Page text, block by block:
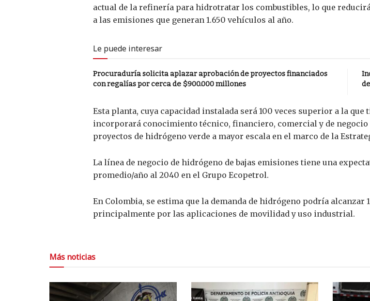
actual de la refinería para hidrotratar los combustibles, lo que
a las emisiones que generan 1.650 vehículos al año.
Le puede interesar
Procuraduría solicita aplazar aprobación de proyectos financiados
con regalías por cerca de $900.000 millones
Esta planta, cuya capacidad instalada será 100 veces superior a la
incorporará conocimiento técnico, financiero, comercial y de
proyectos de hidrógeno verde a mayor escala en el marco de la
La línea de negocio de hidrógeno de bajas emisiones tiene una
promedio/año al 2040 en el Grupo Ecopetrol.
En Colombia, se estima que la demanda de hidrógeno podría
principalmente por las aplicaciones de movilidad y uso industrial.
Más noticias